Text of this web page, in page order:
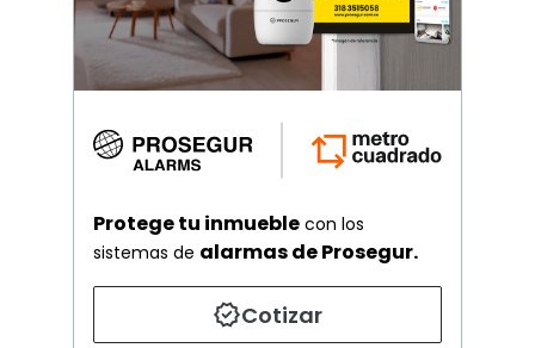
Protege tu inmueble con los
sistemas de alarmas de Prosegur.
Cotizar